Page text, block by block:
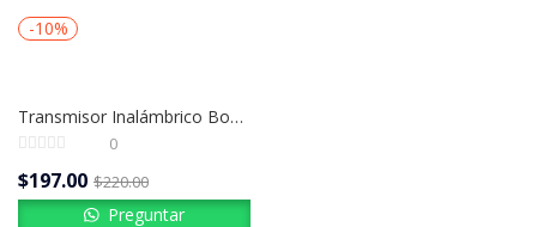
-10%
Transmisor Inalámbrico Bose S1 Pro+ XLR – Para Micrófono o Línea
0
$197.00 $220.00
Preguntar